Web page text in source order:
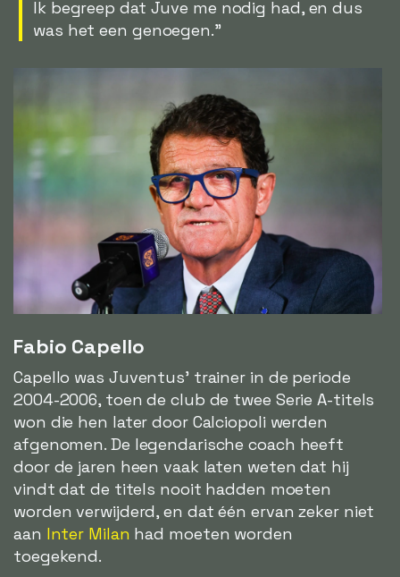
Ik begreep dat Juve me nodig had, en dus
was het een genoegen."
Fabio Capello
Capello was Juventus' trainer in de periode
2004-2006, toen de club de twee Serie A-titels
won die hen later door Calciopoli werden
afgenomen. De legendarische coach heeft
door de jaren heen vaak laten weten dat hij
vindt dat de titels nooit hadden moeten
worden verwijderd, en dat één ervan zeker niet
aan Inter Milan had moeten worden
toegekend.